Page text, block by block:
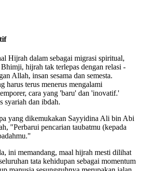
Hijrah dalam sebagai migrasi spiritual,
hijrah tak terlepas dengan relasi -
Allah, insan sesama dan semesta.
harus terus menerus mengalami
cara yang 'baru' dan 'inovatif.'
syariah dan ibdah.
yang dikemukakan Sayyidina Ali bin Abi
"Perbarui pencarian taubatmu (kepada
ini memandang, maal hijrah mesti dilihat
tata kehidupan sebagai momentum